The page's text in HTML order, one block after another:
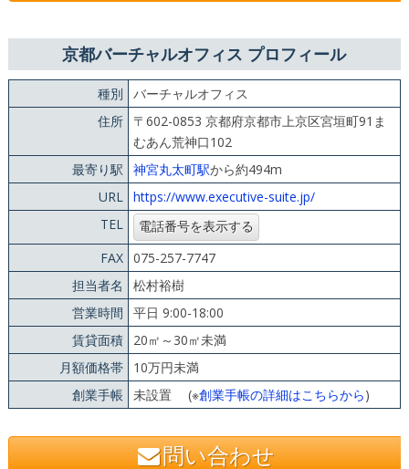
京都バーチャルオフィス プロフィール
種別
バーチャルオフィス
住所
〒602-0853 京都府京都市上京区宮垣町91ま
むあん荒神口102
最寄り駅
神宮丸太町駅から約494m
URL https://www.executive-suite.jp/
TEL
FAX 075-257-7747
担当者名
松村裕樹
営業時間
平日 9:00-18:00
賃貸面積
20㎡～30㎡未満
月額価格帯
10万円未満
創業手帳 未設置 (※創業手帳の詳細はこちらから)
問い合わせ